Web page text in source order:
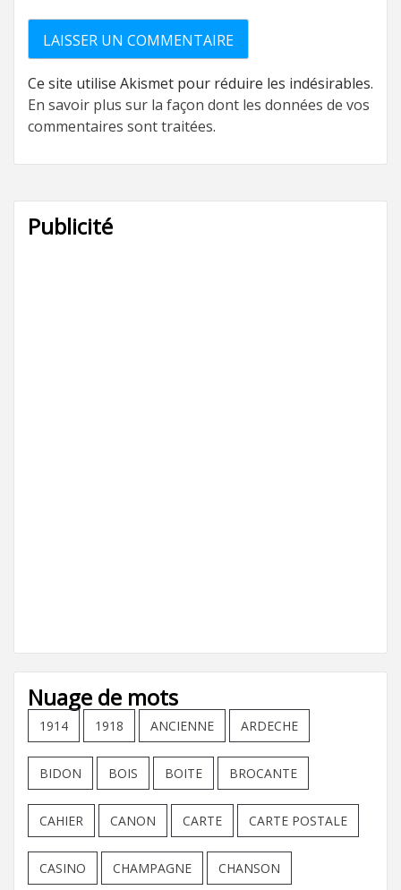
Ce site utilise Akismet pour réduire les indésirables.
En savoir plus sur la façon dont les données de vos
commentaires sont traitées.
Publicité
Nuage de mots
1914 1918 ANCIENNE ARDECHE
BIDON BOIS BOITE BROCANTE
CAHIER CANON CARTE CARTE POSTALE
CASINO CHAMPAGNE CHANSON